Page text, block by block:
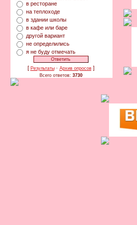
в ресторане
на теплоходе
в здании школы
в кафе или баре
другой вариант
не определились
я не буду отмечать
[ Результаты· Архив опросов]
Всего ответов: 3730